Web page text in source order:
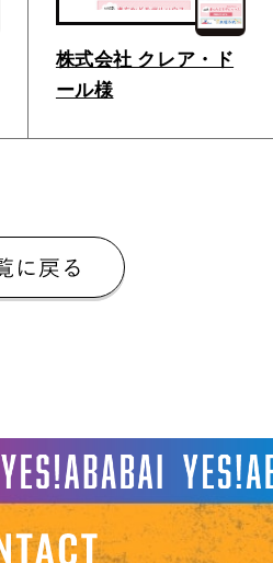
株式会社 クレア・ド
ール様